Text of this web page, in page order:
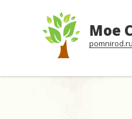
Мое
pomnirod.ru